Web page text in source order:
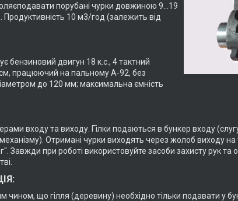
порубані чурки довжиною 9...19
Продуктивність 10 м3/год (залежить від
бензиновий двигун 18 к.с., 4 тактний
працюючий на пальному А-92, без
до 120 мм; максимальна ємність
входу та виходу. Гілки подаються в бункер входу
Отримані чурки виходять через жолоб виходу
Завжди при роботі використовуйте засоби захисту рук та
що гілля (деревину) необхідно тільки подавати у